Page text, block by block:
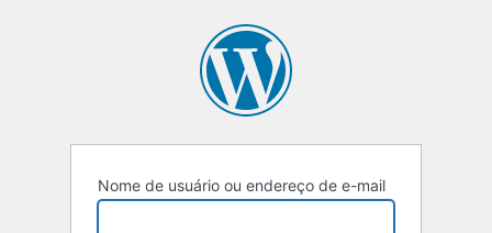
Nome de usuário ou endereço de e-mail